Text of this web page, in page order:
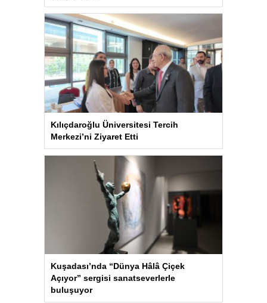
Kılıçdaroğlu Üniversitesi Tercih
Merkezi’ni Ziyaret Etti
Kuşadası’nda “Dünya Hâlâ Çiçek
Açıyor” sergisi sanatseverlerle
buluşuyor